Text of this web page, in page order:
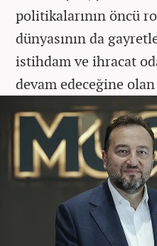
politikalarının öncü
dünyasının da
istihdam ve ihracat
devam edeceğine olan